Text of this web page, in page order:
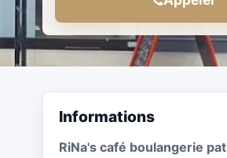
Informations
RiNa's café boulangerie